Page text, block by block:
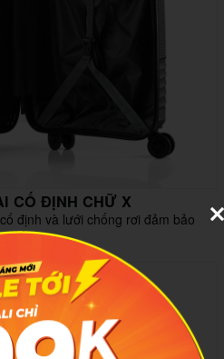
CỐ ĐỊNH CHỮ X
định và lưới chống rơi đảm bảo
gàng